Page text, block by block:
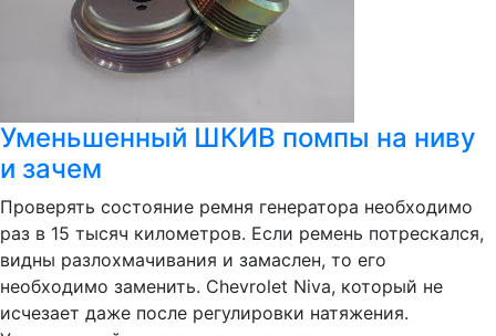
Уменьшенный ШКИВ помпы на ниву
и зачем
Проверять состояние ремня генератора необходимо
раз в 15 тысяч километров. Если ремень потрескался,
видны разлохмачивания и замаслен, то его
необходимо заменить. Сhevrolet Niva, который не
исчезает даже после регулировки натяжения.